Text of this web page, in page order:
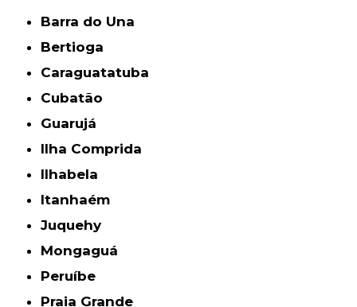
Barra do Una
Bertioga
Caraguatatuba
Cubatão
Guarujá
Ilha Comprida
Ilhabela
Itanhaém
Juquehy
Mongaguá
Peruíbe
Praia Grande